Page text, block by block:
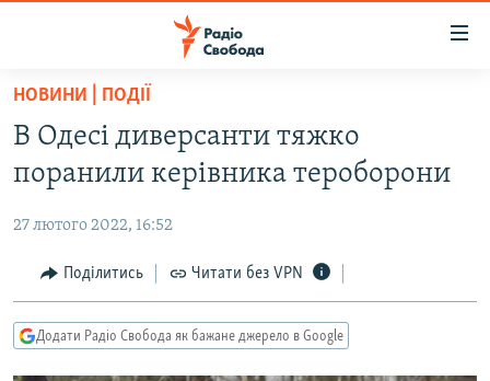
Перейти
основного
матеріалу
Перейти
до
навігації
Перейти
до
ВСЕ ЗА ДОБУ
СТАТТІ
ПОЛІТИКА
ЕКОНОМІКА
КУЛЬТУРА
ВІЙНА
РОСІЙСЬКА «ФІЛЬТРАЦІЯ»
КРИМ.РЕАЛІЇ
НОВИНИ | ПОДІЇ
В Одесі диверсанти тяжко
поранили керівника тероборони
27 лютого 2022, 16:52
Поділитись Читати без VPN
Додати Радіо Свобода як бажане джерело в Google